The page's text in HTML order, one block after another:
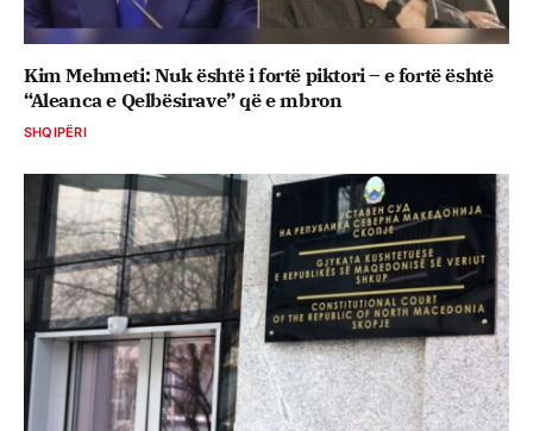
Kim Mehmeti: Nuk është i fortë piktori – e fortë është
“Aleanca e Qelbësirave” që e mbron
SHQIPËRI